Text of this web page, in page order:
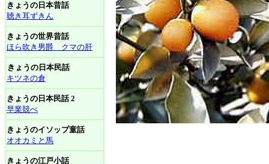
きょうの日本昔話
聴き耳ずきん
きょうの世界昔話
ほら吹き男爵 クマの肝
きょうの日本民話
キツネの倉
きょうの日本民話 2
早業競べ
きょうのイソップ童話
オオカミと馬
きょうの江戸小話